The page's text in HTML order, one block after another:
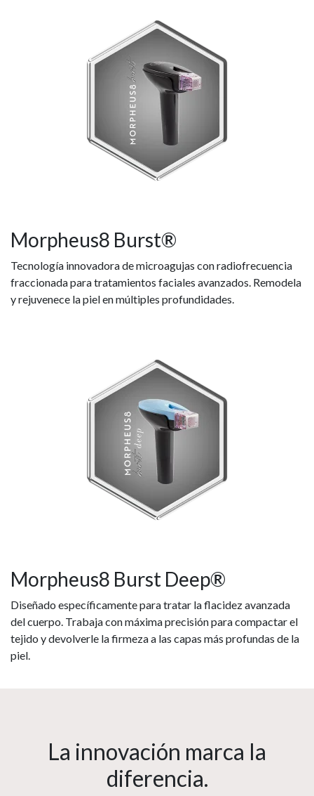
Morpheus8 Burst®
Tecnología innovadora de microagujas con radiofrecuencia
fraccionada para tratamientos faciales avanzados. Remodela
y rejuvenece la piel en múltiples profundidades.
Morpheus8 Burst Deep®
Diseñado específicamente para tratar la flacidez avanzada
del cuerpo. Trabaja con máxima precisión para compactar el
tejido y devolverle la firmeza a las capas más profundas de la
piel.
La innovación marca la
diferencia.